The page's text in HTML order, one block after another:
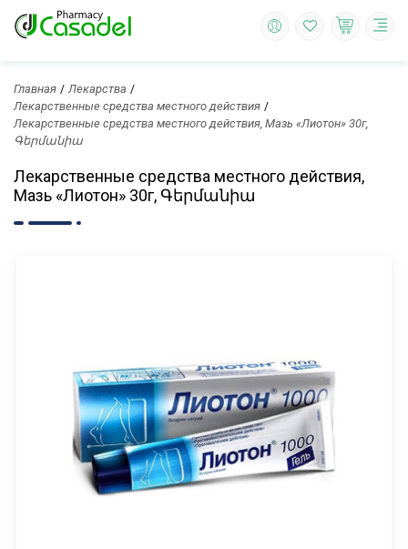
Главная
Лекарства
Лекарственные средства местного действия
Лекарственные средства местного действия, Мазь «Лиотон» 30г,
Գերմանիա
Лекарственные средства местного действия,
Мазь «Лиотон» 30г, Գերմանիա